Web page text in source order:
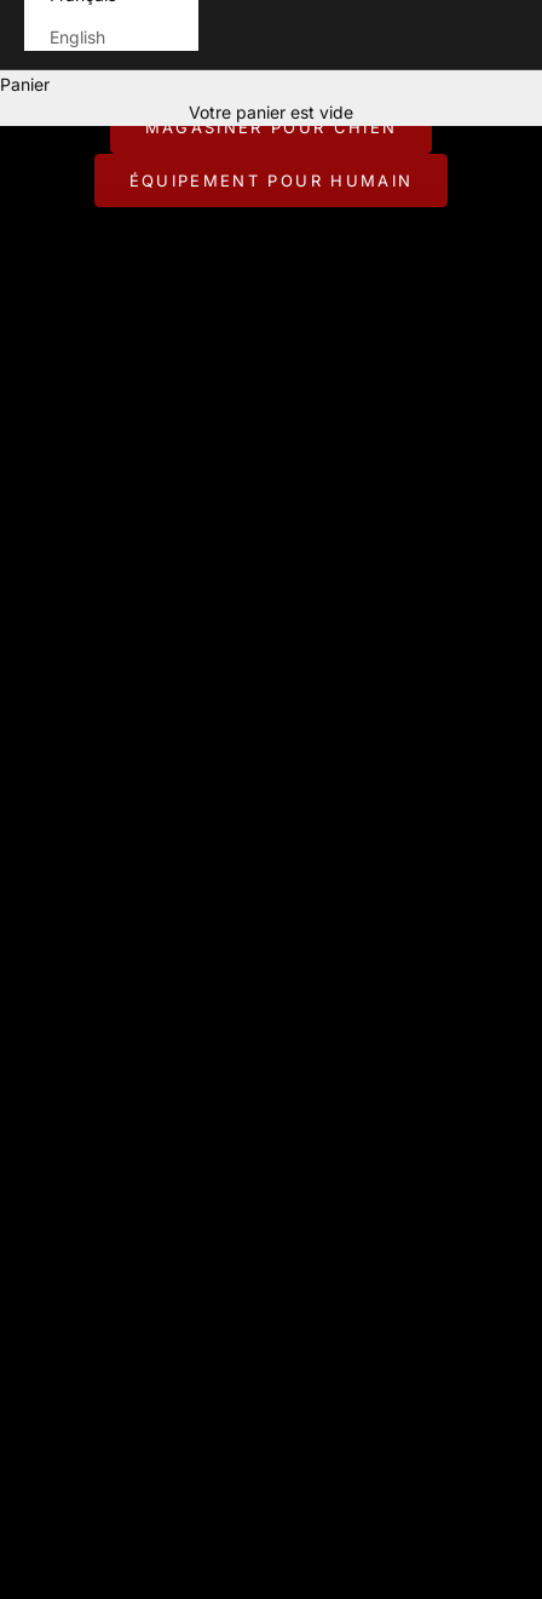
English
Panier
Votre panier est vide
MAGASINER POUR CHIEN
ÉQUIPEMENT POUR HUMAIN